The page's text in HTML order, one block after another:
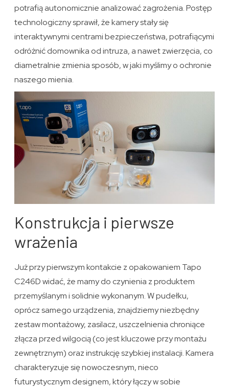
potrafią autonomicznie analizować zagrożenia. Postęp
technologiczny sprawił, że kamery stały się
interaktywnymi centrami bezpieczeństwa, potrafiącymi
odróżnić domownika od intruza, a nawet zwierzęcia, co
diametralnie zmienia sposób, w jaki myślimy o ochronie
naszego mienia.
Konstrukcja i pierwsze
wrażenia
Już przy pierwszym kontakcie z opakowaniem Tapo
C246D widać, że mamy do czynienia z produktem
przemyślanym i solidnie wykonanym. W pudełku,
oprócz samego urządzenia, znajdziemy niezbędny
zestaw montażowy, zasilacz, uszczelnienia chroniące
złącza przed wilgocią (co jest kluczowe przy montażu
zewnętrznym) oraz instrukcję szybkiej instalacji. Kamera
charakteryzuje się nowoczesnym, nieco
futurystycznym designem, który łączy w sobie